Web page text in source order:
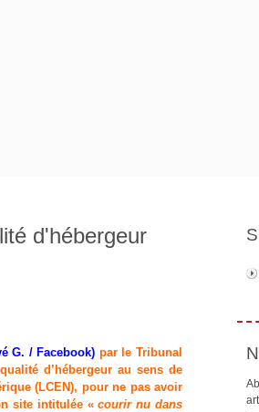
d'hébergeur
G. / Facebook) par le Tribunal
d’hébergeur au sens de
(LCEN), pour ne pas avoir
site intitulée «courir nu dans